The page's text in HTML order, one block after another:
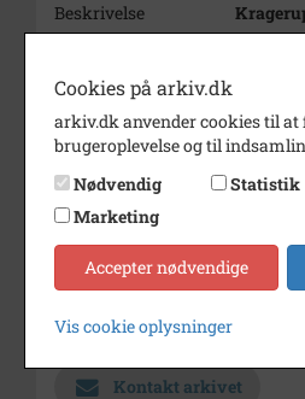
Beskrivelse
Dateringsnote
Fotograf
Ukendt
Se på kort
Type
Enhed
Ørslev
Arkiv
Kontakt arkivet
Cookies på arkiv.dk
arkiv.dk anvender cookies til at
brugeroplevelse og til
Nødvendig
Statistik
Marketing
Accepter nødvendige
Vis cookie oplysninger